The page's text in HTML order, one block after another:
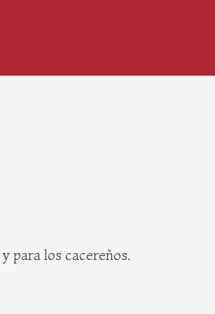
para los cacereños.